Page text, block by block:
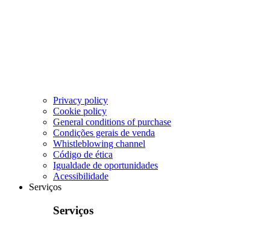
Privacy policy
Cookie policy
General conditions of purchase
Condições gerais de venda
Whistleblowing channel
Código de ética
Igualdade de oportunidades
Acessibilidade
Serviços
Serviços